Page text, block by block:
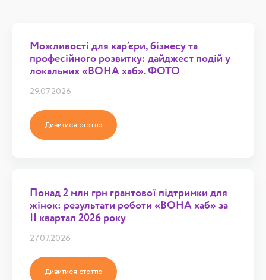
Можливості для кар’єри, бізнесу та
професійного розвитку: дайджест подій у
локальних «ВОНА хаб». ФОТО
29.07.2026
Дивитися статтю
Понад 2 млн грн грантової підтримки для
жінок: результати роботи «ВОНА хаб» за
ІІ квартал 2026 року
27.07.2026
Дивитися статтю